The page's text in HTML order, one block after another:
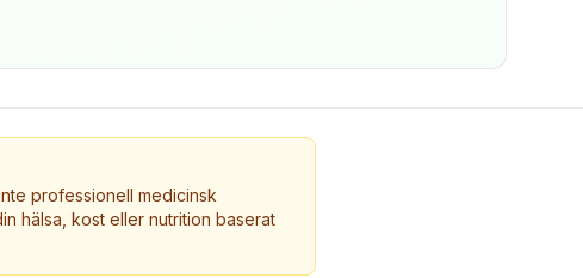
professionell medicinsk
hälsa, kost eller nutrition baserat